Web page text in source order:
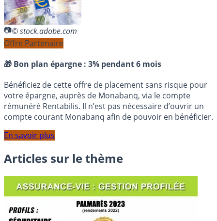
© stock.adobe.com
Offre Partenaire
🎁 Bon plan épargne : 3% pendant 6 mois
Bénéficiez de cette offre de placement sans risque pour
votre épargne, auprès de Monabanq, via le compte
rémunéré Rentabilis. Il n’est pas nécessaire d’ouvrir un
compte courant Monabanq afin de pouvoir en bénéficier.
En savoir plus
Articles sur le thème